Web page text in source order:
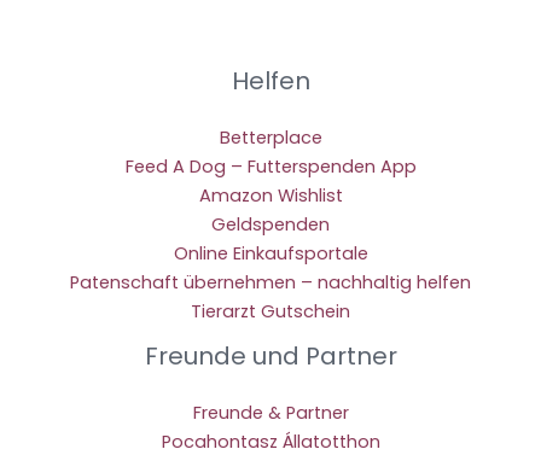
Helfen
Betterplace
Feed A Dog – Futterspenden App
Amazon Wishlist
Geldspenden
Online Einkaufsportale
Patenschaft übernehmen – nachhaltig helfen
Tierarzt Gutschein
Freunde und Partner
Freunde & Partner
Pocahontasz Állatotthon